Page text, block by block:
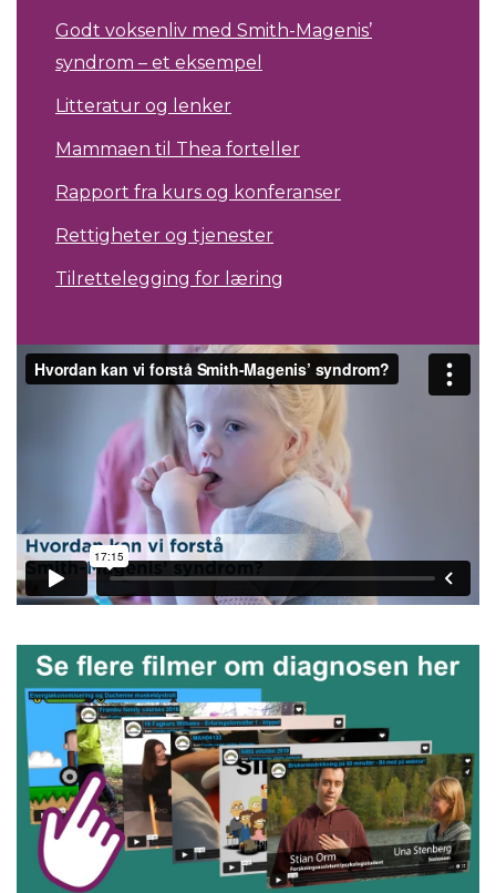
Godt voksenliv med Smith-Magenis’
syndrom – et eksempel
Litteratur og lenker
Mammaen til Thea forteller
Rapport fra kurs og konferanser
Rettigheter og tjenester
Tilrettelegging for læring